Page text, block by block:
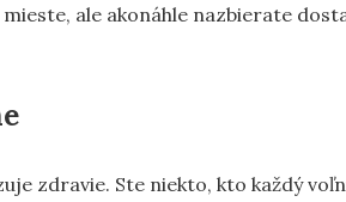
ale akonáhle nazbierate
zdravie. Ste niekto, kto každý